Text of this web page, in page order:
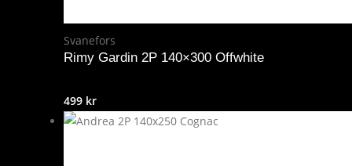
Svanefors
Rimy Gardin 2P 140×300 Offwhite
499 kr